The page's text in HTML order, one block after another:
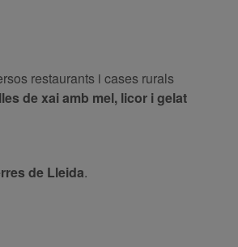
restaurants i cases rurals
de xai amb mel, licor i gelat
de Lleida.